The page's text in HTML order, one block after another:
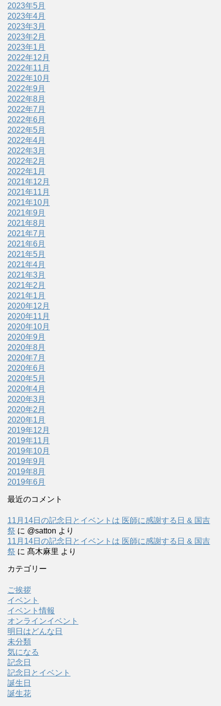
2023年5月
2023年4月
2023年3月
2023年2月
2023年1月
2022年12月
2022年11月
2022年10月
2022年9月
2022年8月
2022年7月
2022年6月
2022年5月
2022年4月
2022年3月
2022年2月
2022年1月
2021年12月
2021年11月
2021年10月
2021年9月
2021年8月
2021年7月
2021年6月
2021年5月
2021年4月
2021年3月
2021年2月
2021年1月
2020年12月
2020年11月
2020年10月
2020年9月
2020年8月
2020年7月
2020年6月
2020年5月
2020年4月
2020年3月
2020年2月
2020年1月
2019年12月
2019年11月
2019年10月
2019年9月
2019年8月
2019年6月
最近のコメント
11月14日の記念日とイベントは 医師に感謝する日 & 国吉
祭 に @satton より
11月14日の記念日とイベントは 医師に感謝する日 & 国吉
祭 に 髙木麻里 より
カテゴリー
ご挨拶
イベント
イベント情報
オンラインイベント
明日はどんな日
未分類
気になる
記念日
記念日とイベント
誕生日
誕生花